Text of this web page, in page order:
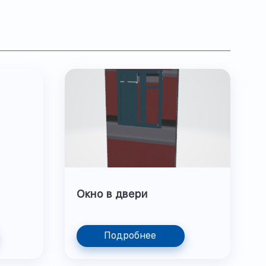
Окно в двери
Подробнее